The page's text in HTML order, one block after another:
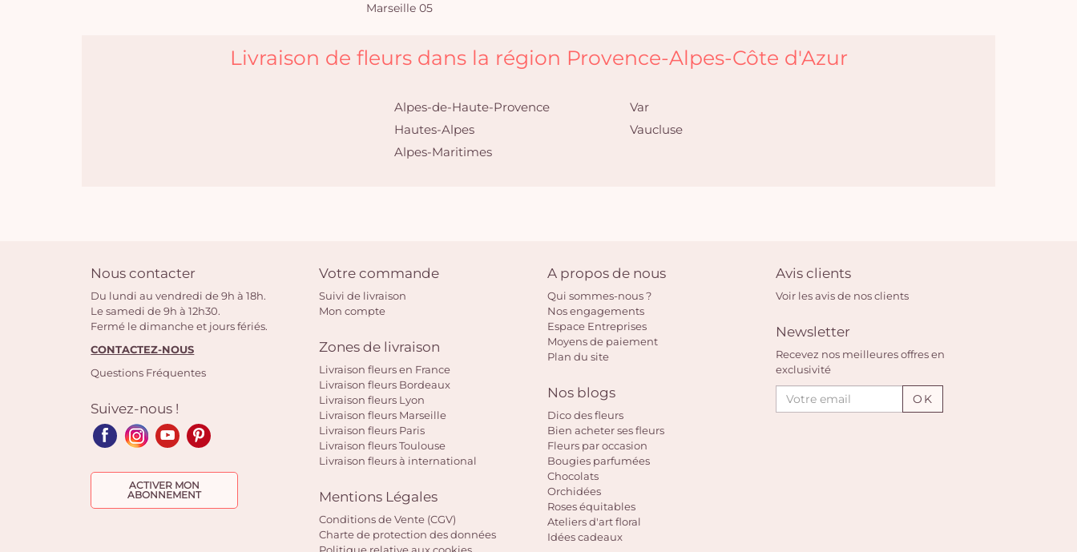
Marseille 05
Livraison de fleurs dans la région Provence-Alpes-Côte d'Azur
Alpes-de-Haute-Provence
Hautes-Alpes
Alpes-Maritimes
Var
Vaucluse
Nous contacter
Du lundi au vendredi de 9h à 18h.
Le samedi de 9h à 12h30.
Fermé le dimanche et jours fériés.
CONTACTEZ-NOUS
Questions Fréquentes
Suivez-nous !
ACTIVER MON
ABONNEMENT
Votre commande
Suivi de livraison
Mon compte
Zones de livraison
Livraison fleurs en France
Livraison fleurs Bordeaux
Livraison fleurs Lyon
Livraison fleurs Marseille
Livraison fleurs Paris
Livraison fleurs Toulouse
Livraison fleurs à international
Mentions Légales
Conditions de Vente (CGV)
Charte de protection des données
A propos de nous
Qui sommes-nous ?
Nos engagements
Espace Entreprises
Moyens de paiement
Plan du site
Nos blogs
Dico des fleurs
Bien acheter ses fleurs
Fleurs par occasion
Bougies parfumées
Chocolats
Orchidées
Roses équitables
Ateliers d'art floral
Idées cadeaux
Avis clients
Voir les avis de nos clients
Newsletter
Recevez nos meilleures offres en
exclusivité
OK